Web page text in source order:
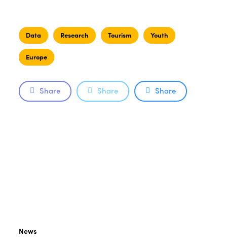
Data Research Tourism Youth
Europe
Share Share Share
News